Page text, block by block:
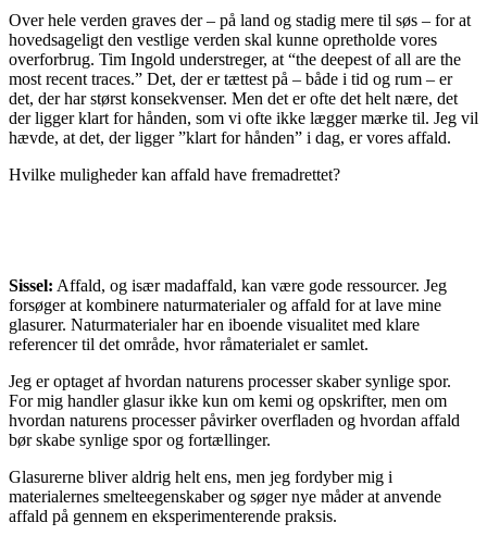
Over hele verden graves der – på land og stadig mere til søs – for at
hovedsageligt den vestlige verden skal kunne opretholde vores
overforbrug. Tim Ingold understreger, at “the deepest of all are the
most recent traces.” Det, der er tættest på – både i tid og rum – er
det, der har størst konsekvenser. Men det er ofte det helt nære, det
der ligger klart for hånden, som vi ofte ikke lægger mærke til. Jeg vil
hævde, at det, der ligger ”klart for hånden” i dag, er vores affald.
Hvilke muligheder kan affald have fremadrettet?
Sissel: Affald, og især madaffald, kan være gode ressourcer. Jeg
forsøger at kombinere naturmaterialer og affald for at lave mine
glasurer. Naturmaterialer har en iboende visualitet med klare
referencer til det område, hvor råmaterialet er samlet.
Jeg er optaget af hvordan naturens processer skaber synlige spor.
For mig handler glasur ikke kun om kemi og opskrifter, men om
hvordan naturens processer påvirker overfladen og hvordan affald
bør skabe synlige spor og fortællinger.
Glasurerne bliver aldrig helt ens, men jeg fordyber mig i
materialernes smelteegenskaber og søger nye måder at anvende
affald på gennem en eksperimenterende praksis.